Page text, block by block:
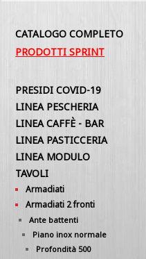
CATALOGO COMPLETO
PRODOTTI SPRINT
PRESIDI COVID-19
LINEA PESCHERIA
LINEA CAFFÈ - BAR
LINEA PASTICCERIA
LINEA MODULO
TAVOLI
Armadiati
Armadiati 2 fronti
Ante battenti
Piano inox normale
Profondità 500